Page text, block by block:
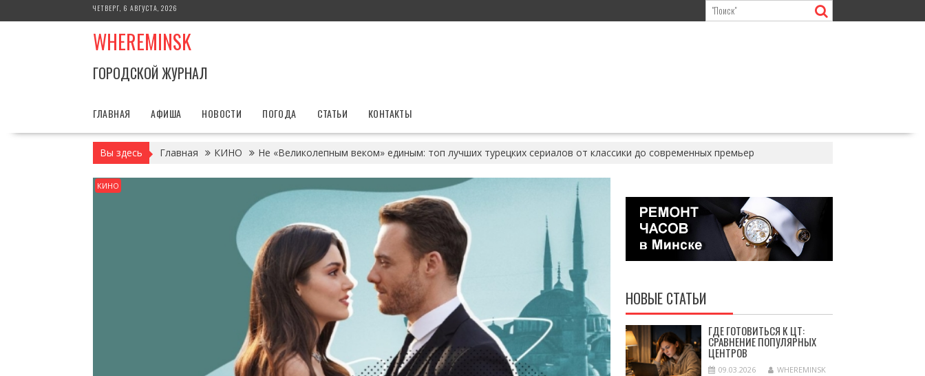
к
ЧЕТВЕРГ, 6 АВГУСТА, 2026
WHEREMINSK
ГОРОДСКОЙ ЖУРНАЛ
ГЛАВНАЯ АФИША НОВОСТИ ПОГОДА СТАТЬИ КОНТАКТЫ
Вы здесь Главная КИНО Не «Великолепным веком» единым: топ лучших турецких сериалов от классики до современных премьер
КИНО
НОВЫЕ СТАТЬИ
ГДЕ ГОТОВИТЬСЯ К ЦТ:
СРАВНЕНИЕ ПОПУЛЯРНЫХ
ЦЕНТРОВ
09.03.2026
WHEREMINSK